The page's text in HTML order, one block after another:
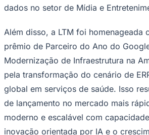
ecossistema do Google
clientes em comum a
transformações em nuvem
alto impacto.
A LTM ​​conquistou o prêmio de
Google Cloud na categoria Mídia e